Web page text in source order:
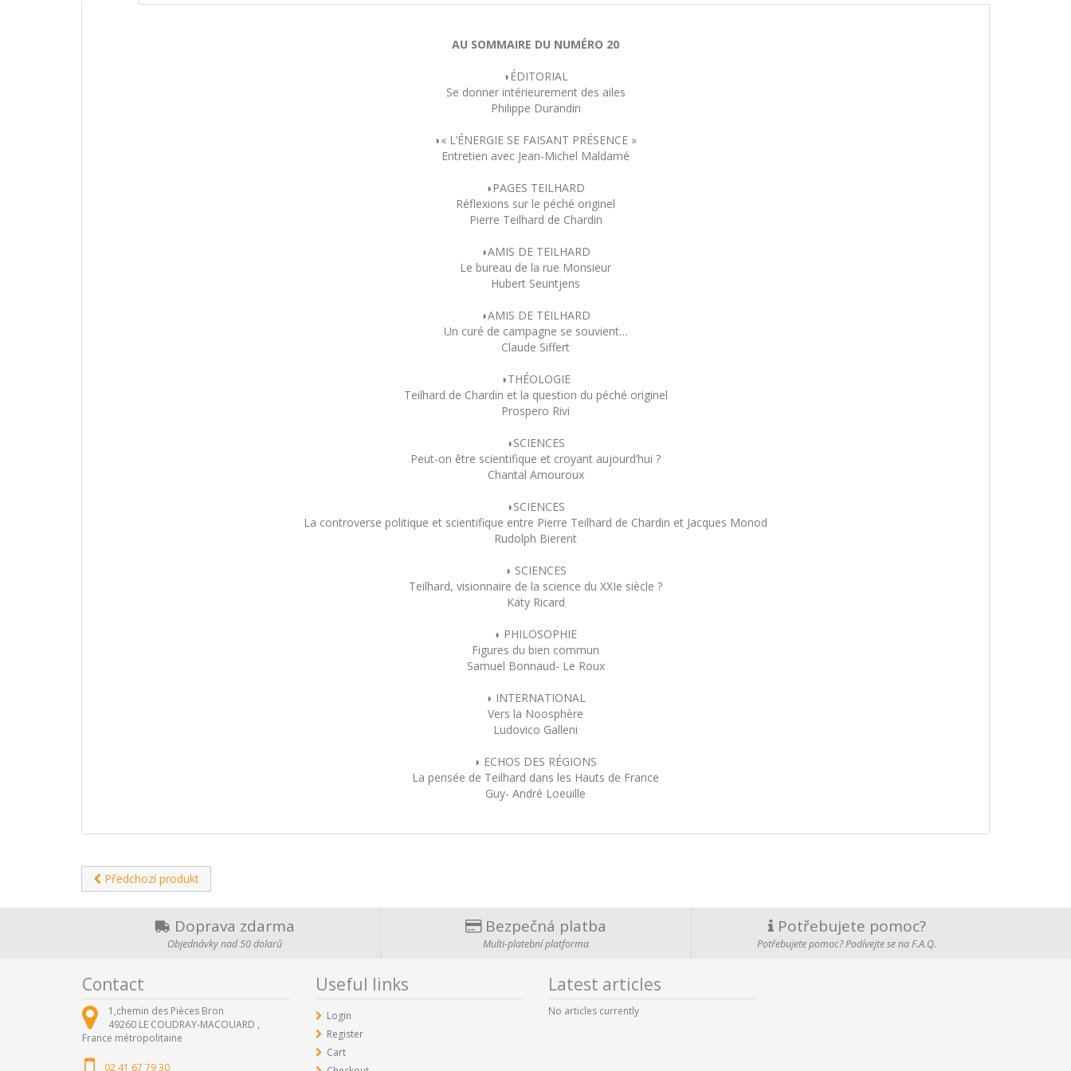
AU SOMMAIRE DU NUMÉRO 20
◗ÉDITORIAL
Se donner intérieurement des ailes
Philippe Durandin
◗« L’ÉNERGIE SE FAISANT PRÉSENCE »
Entretien avec Jean-Michel Maldamé
◗PAGES TEILHARD
Réflexions sur le péché originel
Pierre Teilhard de Chardin
◗AMIS DE TEILHARD
Le bureau de la rue Monsieur
Hubert Seuntjens
◗AMIS DE TEILHARD
Un curé de campagne se souvient…
Claude Siffert
◗THÉOLOGIE
Teilhard de Chardin et la question du péché originel
Prospero Rivi
◗SCIENCES
Peut-on être scientifique et croyant aujourd’hui ?
Chantal Amouroux
◗SCIENCES
La controverse politique et scientifique entre Pierre Teilhard de Chardin et Jacques Monod
Rudolph Bierent
◗ SCIENCES
Teilhard, visionnaire de la science du XXIe siècle ?
Käty Ricard
◗ PHILOSOPHIE
Figures du bien commun
Samuel Bonnaud- Le Roux
◗ INTERNATIONAL
Vers la Noosphère
Ludovico Galleni
◗ ECHOS DES RÉGIONS
La pensée de Teilhard dans les Hauts de France
Guy- André Loeuille
Předchozí produkt
Doprava zdarma
Objednávky nad 50 dolarů
Bezpečná platba
Multi-platební platforma
Potřebujete pomoc?
Potřebujete pomoc? Podívejte se na F.A.Q.
Contact
1,chemin des Pièces Bron
49260 LE COUDRAY-MACOUARD ,
France métropolitaine
02 41 67 79 30
Useful links
Login
Register
Cart
Latest articles
No articles currently